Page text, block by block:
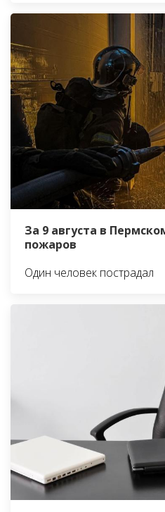
За 9 августа в
пожаров
Один человек пострадал